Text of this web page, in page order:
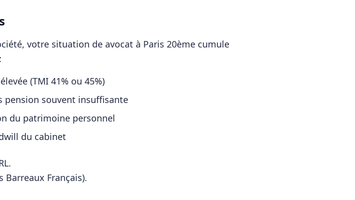
votre situation de avocat à Paris 20ème cumule
(TMI 41% ou 45%)
pension souvent insuffisante
du patrimoine personnel
du cabinet
.
Barreaux Français).